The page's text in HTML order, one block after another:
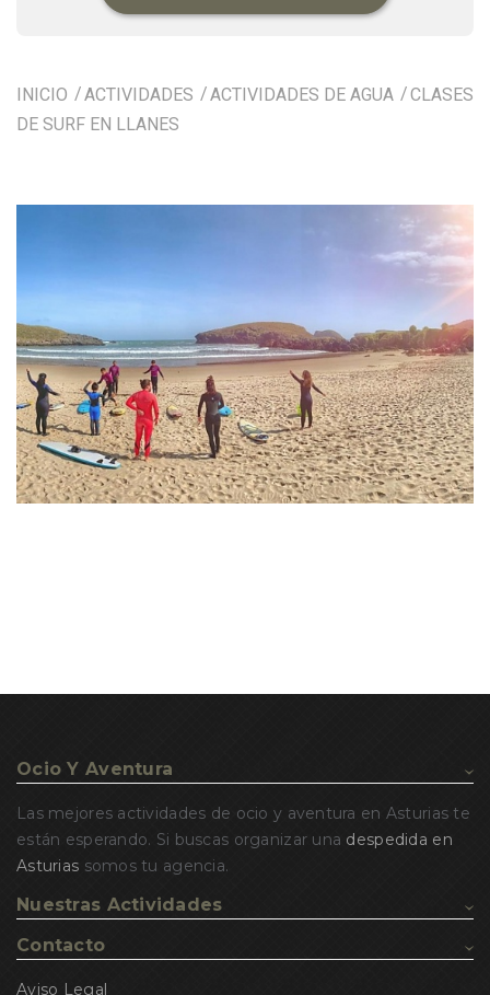
INICIO ACTIVIDADES ACTIVIDADES DE AGUA
CLASES
DE SURF EN LLANES
Ocio Y Aventura
Las mejores actividades de ocio y aventura en Asturias te
están esperando. Si buscas organizar una despedida en
Asturias somos tu agencia.
Nuestras Actividades
Contacto
Aviso Legal